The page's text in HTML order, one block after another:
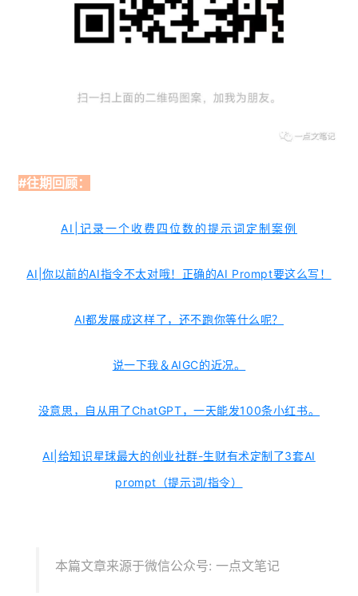
#往期回顾：
AI|记录一个收费四位数的提示词定制案例
AI|你以前的AI指令不太对哦！正确的AI Prompt要这么写！
AI都发展成这样了，还不跑你等什么呢？
说一下我＆AIGC的近况。
没意思，自从用了ChatGPT，一天能发100条小红书。
AI|给知识星球最大的创业社群-生财有术定制了3套AI
prompt（提示词/指令）
本篇文章来源于微信公众号: 一点文笔记